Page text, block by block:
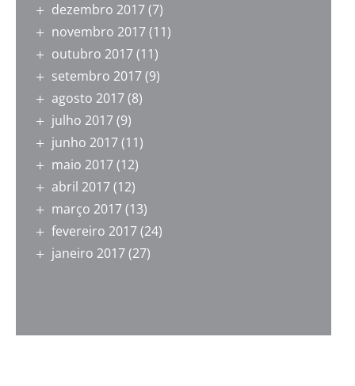
dezembro 2017(7)
novembro 2017(11)
outubro 2017(11)
setembro 2017(9)
agosto 2017(8)
julho 2017(9)
junho 2017(11)
maio 2017(12)
abril 2017(12)
março 2017(13)
fevereiro 2017(24)
janeiro 2017(27)